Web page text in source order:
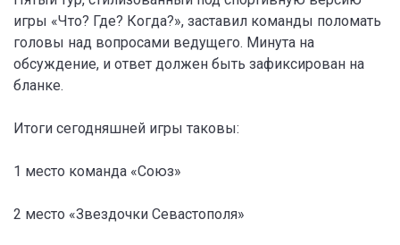
игры «Что? Где? Когда?», заставил команды поломать
головы над вопросами ведущего. Минута на
обсуждение, и ответ должен быть зафиксирован на
бланке.
Итоги сегодняшней игры таковы:
1 место команда «Союз»
2 место «Звездочки Севастополя»